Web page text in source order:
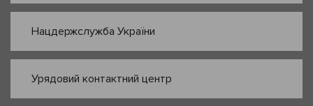
Нацдержслужба України
Урядовий контактний центр